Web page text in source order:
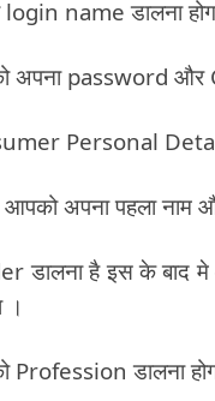
name डालना
अपना password और
Personal
अपना पहला नाम
डालना है इस के बाद
।
Profession डालना